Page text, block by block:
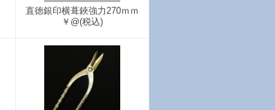
直徳銀印横葺鋏強力270ｍｍ
￥@(税込)